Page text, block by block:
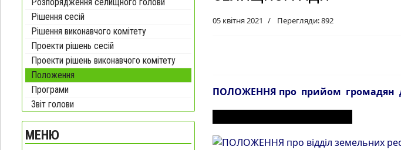
Рішення сесій
Рішення виконавчого комітету
Проекти рішень сесій
Проекти рішень виконавчого комітету
Положення
Програми
Звіт голови
МЕНЮ
05 квітня 2021 Перегляди: 892
ПОЛОЖЕННЯ про прийом громадян